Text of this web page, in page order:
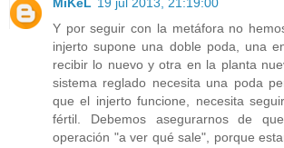
Y por seguir con la metáfora no
injerto supone una doble poda, una
recibir lo nuevo y otra en la planta
sistema reglado necesita una poda
que el injerto funcione, necesita
fértil. Debemos asegurarnos de
operación "a ver qué sale", porque